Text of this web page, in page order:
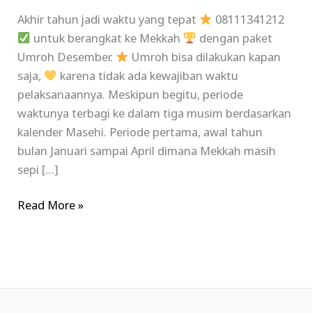
Akhir tahun jadi waktu yang tepat
08111341212
untuk berangkat ke Mekkah
dengan paket
Umroh Desember.
Umroh bisa dilakukan kapan
saja,
karena tidak ada kewajiban waktu
pelaksanaannya. Meskipun begitu, periode
waktunya terbagi ke dalam tiga musim berdasarkan
kalender Masehi. Periode pertama, awal tahun
bulan Januari sampai April dimana Mekkah masih
sepi […]
Read More »